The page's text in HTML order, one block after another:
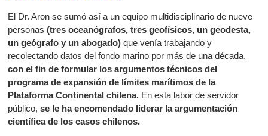
El Dr. Aron se sumó así a un equipo multidisciplinario de nueve
personas(tres oceanógrafos, tres geofísicos, un geodesta,
un geógrafo y un abogado) que venía trabajando y
recolectando datos del fondo marino por más de una década,
con el fin de formular los argumentos técnicos del
programa de expansión de límites marítimos de la
Plataforma Continental chilena. En esta labor de servidor
público,se le ha encomendado liderar la argumentación
científica de los casos chilenos.